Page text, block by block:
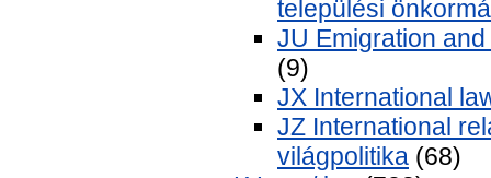
települési
JU Emigration
(9)
JX International
JZ International
világpolitika (68)